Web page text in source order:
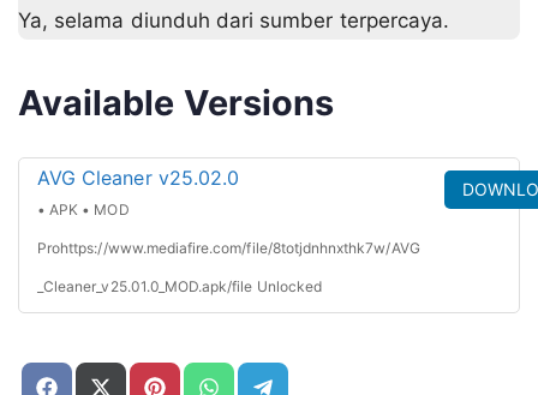
Ya, selama diunduh dari sumber terpercaya.
Available Versions
AVG Cleaner v25.02.0
• APK • MOD
Prohttps://www.mediafire.com/file/8totjdnhnxthk7w/AVG
_Cleaner_v25.01.0_MOD.apk/file Unlocked
Share ShareShare Share